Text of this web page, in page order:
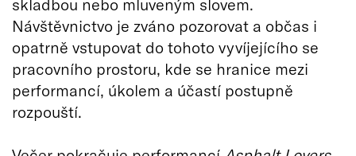
Návštěvnictvo je zváno pozorovat a občas i
opatrně vstupovat do tohoto vyvíjejícího se
pracovního prostoru, kde se hranice mezi
performancí, úkolem a účastí postupně
rozpouští.